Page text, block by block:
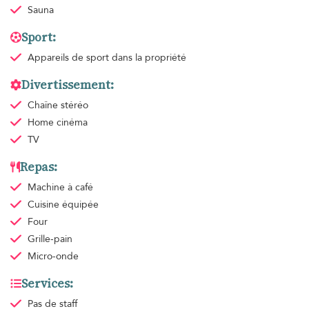
Sauna
Sport:
Appareils de sport dans la propriété
Divertissement:
Chaîne stéréo
Home cinéma
TV
Repas:
Machine à café
Cuisine équipée
Four
Grille-pain
Micro-onde
Services:
Pas de staff